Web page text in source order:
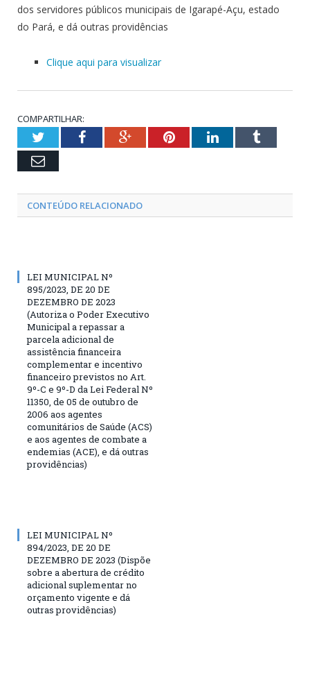
dos servidores públicos municipais de Igarapé-Açu, estado
do Pará, e dá outras providências
Clique aqui para visualizar
COMPARTILHAR:
TwitterFacebookGoogle+PinterestLinkedInTumblr
Email
CONTEÚDO RELACIONADO
LEI MUNICIPAL Nº
895/2023, DE 20 DE
DEZEMBRO DE 2023
(Autoriza o Poder Executivo
Municipal a repassar a
parcela adicional de
assistência financeira
complementar e incentivo
financeiro previstos no Art.
9º-C e 9º-D da Lei Federal Nº
11350, de 05 de outubro de
2006 aos agentes
comunitários de Saúde (ACS)
e aos agentes de combate a
endemias (ACE), e dá outras
providências)
LEI MUNICIPAL Nº
894/2023, DE 20 DE
DEZEMBRO DE 2023 (Dispõe
sobre a abertura de crédito
adicional suplementar no
orçamento vigente e dá
outras providências)